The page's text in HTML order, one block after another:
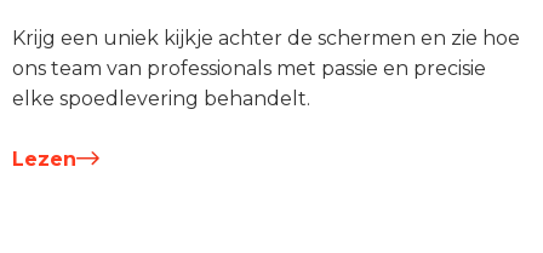
Krijg een uniek kijkje achter de schermen en zie hoe
ons team van professionals met passie en precisie
elke spoedlevering behandelt.
Lezen